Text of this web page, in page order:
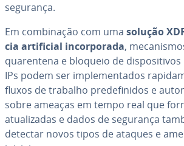
segurança.
Em com­bi­na­ção com uma solução
cia ar­ti­fi­cial in­cor­po­rada,
qua­ren­tena e bloqueio de
IPs podem ser im­ple­men­ta­dos
fluxos de trabalho pre­de­fi­ni­dos e
sobre ameaças em tempo real que
atu­a­li­za­das e dados de segurança
detectar novos tipos de ataques e